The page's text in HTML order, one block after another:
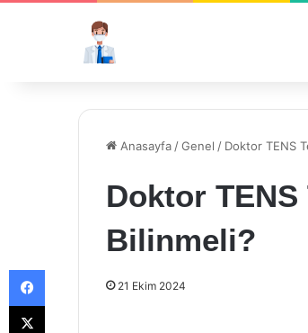
Anasayfa /Genel / Doktor TENS
Doktor
Bilinmeli?
21 Ekim 2024
Facebook
X